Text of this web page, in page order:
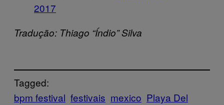
2017
Tradução: Thiago “Índio” Silva
Tagged:
bpm festival festivais mexico Playa Del